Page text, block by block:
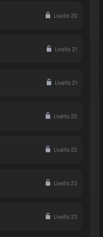
Livello 20
Livello 21
Livello 21
Livello 22
Livello 22
Livello 23
Livello 23